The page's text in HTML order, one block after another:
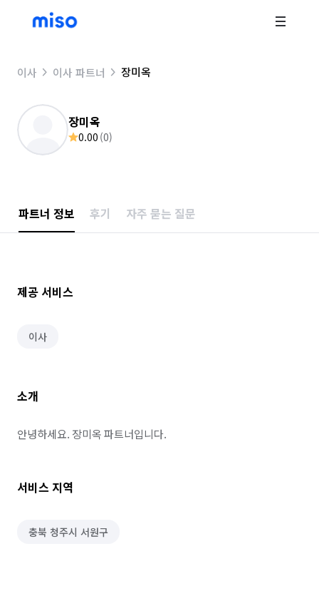
이사 이사 파트너 장미옥
장미옥
0.00 (0)
파트너 정보 후기 자주 묻는 질문
제공 서비스
이사
소개
안녕하세요. 장미옥 파트너입니다.
서비스 지역
충북 청주시 서원구